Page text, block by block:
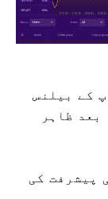
کے بیلنس
ظاہر
پیشرفت کی